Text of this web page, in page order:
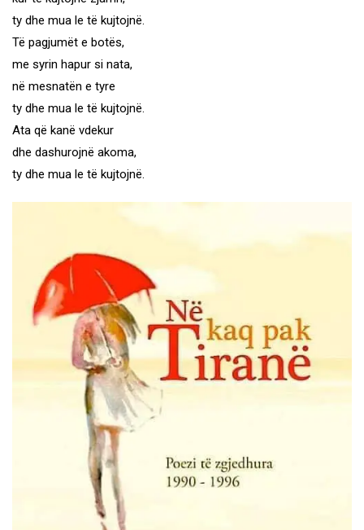
ty dhe mua le të kujtojnë.
Të pagjumët e botës,
me syrin hapur si nata,
në mesnatën e tyre
ty dhe mua le të kujtojnë.
Ata që kanë vdekur
dhe dashurojnë akoma,
ty dhe mua le të kujtojnë.